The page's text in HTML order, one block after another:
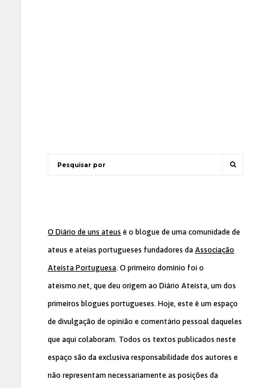
O Diário de uns ateus é o blogue de uma comunidade de
ateus e ateias portugueses fundadores da Associação
Ateísta Portuguesa. O primeiro domínio foi o
ateismo.net, que deu origem ao Diário Ateísta, um dos
primeiros blogues portugueses. Hoje, este é um espaço
de divulgação de opinião e comentário pessoal daqueles
que aqui colaboram. Todos os textos publicados neste
espaço são da exclusiva responsabilidade dos autores e
não representam necessariamente as posições da